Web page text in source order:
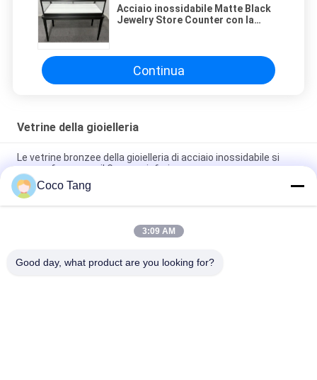
Acciaio inossidabile Matte Black
Jewelry Store Counter con la
Continua
Vetrine della gioielleria
Le vetrine bronzee della gioielleria di acciaio inossidabile si
arcano forma con il Governo inferiore
La gioielleria SS304 montra l'esposizione bronzea del negozio
per il vetro dell'orologio
La gioielleria di titanio del nero del ODM montra con la
Coco Tang
3:09 AM
Good day, what product are you looking for?